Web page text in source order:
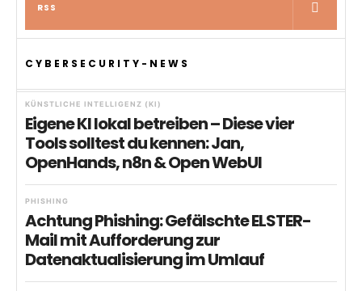
RSS
CYBERSECURITY-NEWS
KÜNSTLICHE INTELLIGENZ (KI)
Eigene KI lokal betreiben – Diese vier
Tools solltest du kennen: Jan,
OpenHands, n8n & Open WebUI
PHISHING
Achtung Phishing: Gefälschte ELSTER-
Mail mit Aufforderung zur
Datenaktualisierung im Umlauf